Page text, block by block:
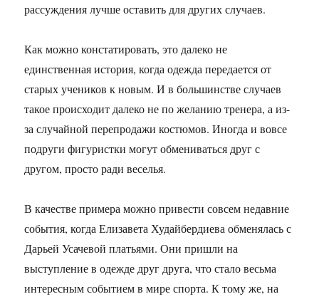
рассуждения лучше оставить для других случаев.
Как можно констатировать, это далеко не
единственная история, когда одежда передается от
старых учеников к новым. И в большинстве случаев
такое происходит далеко не по желанию тренера, а из-
за случайной перепродажи костюмов. Иногда и вовсе
подруги фигуристки могут обмениваться друг с
другом, просто ради веселья.
В качестве примера можно привести совсем недавние
события, когда Елизавета Худайбердиева обменялась с
Дарьей Усачевой платьями. Они пришли на
выступление в одежде друг друга, что стало весьма
интересным событием в мире спорта. К тому же, на